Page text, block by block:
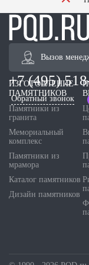
Вызов
+7 (495)
Обратный звонок
ИЗГОТОВЛЕНИЕ
ПАМЯТНИКОВ
Памятники из
гранита
Мемориальный
комплекс
Памятники из
мрамора
Каталог памятников
Дизайн памятников